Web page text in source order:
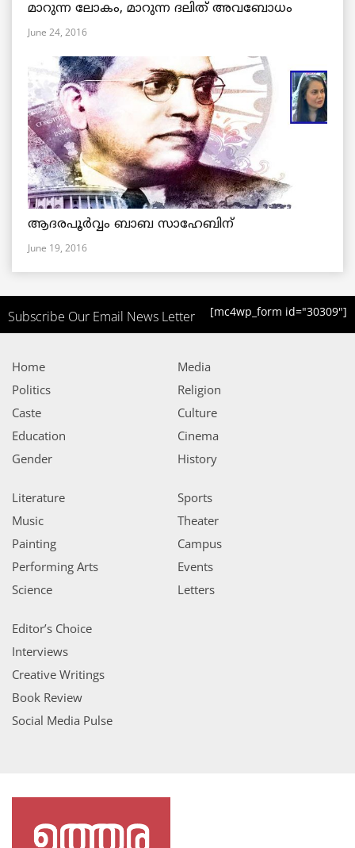
മാറുന്ന ലോകം, മാറുന്ന ദലിത് അവബോധം
June 24, 2016
ആദരപൂര്‍വ്വം ബാബ സാഹേബിന്
June 19, 2016
Subscribe Our Email News Letter [mc4wp_form id="30309"]
Home
Politics
Caste
Education
Gender
Media
Religion
Culture
Cinema
History
Literature
Music
Painting
Performing Arts
Science
Sports
Theater
Campus
Events
Letters
Editor’s Choice
Interviews
Creative Writings
Book Review
Social Media Pulse